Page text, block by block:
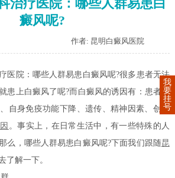
治疗医院：哪些人群易患白
癜风呢?
作者: 昆明白癜风医院
院：哪些人群易患白癜风呢?很多患者无法
患上白癜风了呢?而白癜风的诱因有：患者身
自身免疫功能下降、遗传、精神因素、创伤
。事实上，在日常生活中，有一些特殊的人
么，哪些人群易患白癜风呢?下面我们跟随昆
了解一下。
我
要
挂
号